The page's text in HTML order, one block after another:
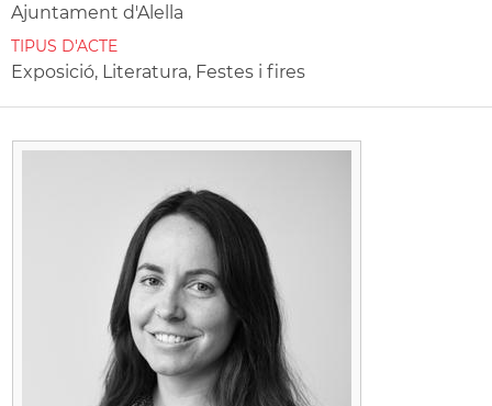
Ajuntament d'Alella
TIPUS D'ACTE
Exposició, Literatura, Festes i fires